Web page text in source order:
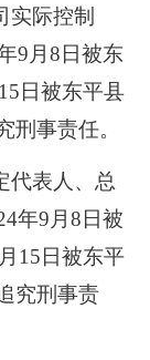
际控制
9月8日被东
日被东平县
刑事责任。
表人、总
年9月8日被
15日被东平
究刑事责